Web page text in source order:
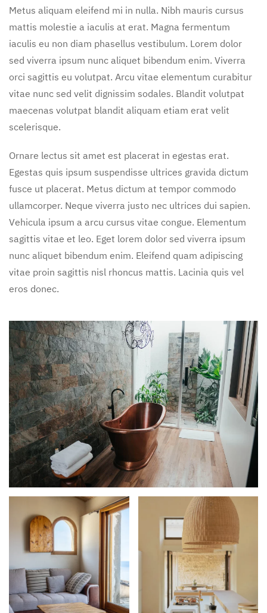
Metus aliquam eleifend mi in nulla. Nibh mauris cursus
mattis molestie a iaculis at erat. Magna fermentum
iaculis eu non diam phasellus vestibulum. Lorem dolor
sed viverra ipsum nunc aliquet bibendum enim. Viverra
orci sagittis eu volutpat. Arcu vitae elementum curabitur
vitae nunc sed velit dignissim sodales. Blandit volutpat
maecenas volutpat blandit aliquam etiam erat velit
scelerisque.
Ornare lectus sit amet est placerat in egestas erat.
Egestas quis ipsum suspendisse ultrices gravida dictum
fusce ut placerat. Metus dictum at tempor commodo
ullamcorper. Neque viverra justo nec ultrices dui sapien.
Vehicula ipsum a arcu cursus vitae congue. Elementum
sagittis vitae et leo. Eget lorem dolor sed viverra ipsum
nunc aliquet bibendum enim. Eleifend quam adipiscing
vitae proin sagittis nisl rhoncus mattis. Lacinia quis vel
eros donec.